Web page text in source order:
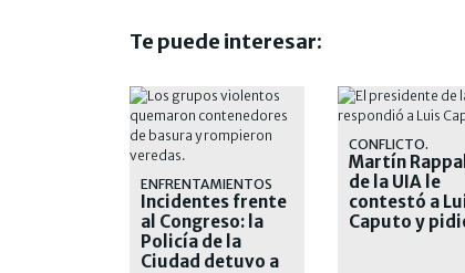
Te puede interesar:
ENFRENTAMIENTOS
Incidentes frente
al Congreso: la
Policía de la
Ciudad detuvo a
CONFLICTO.
Martín
de la UIA le
contestó a
Caputo y